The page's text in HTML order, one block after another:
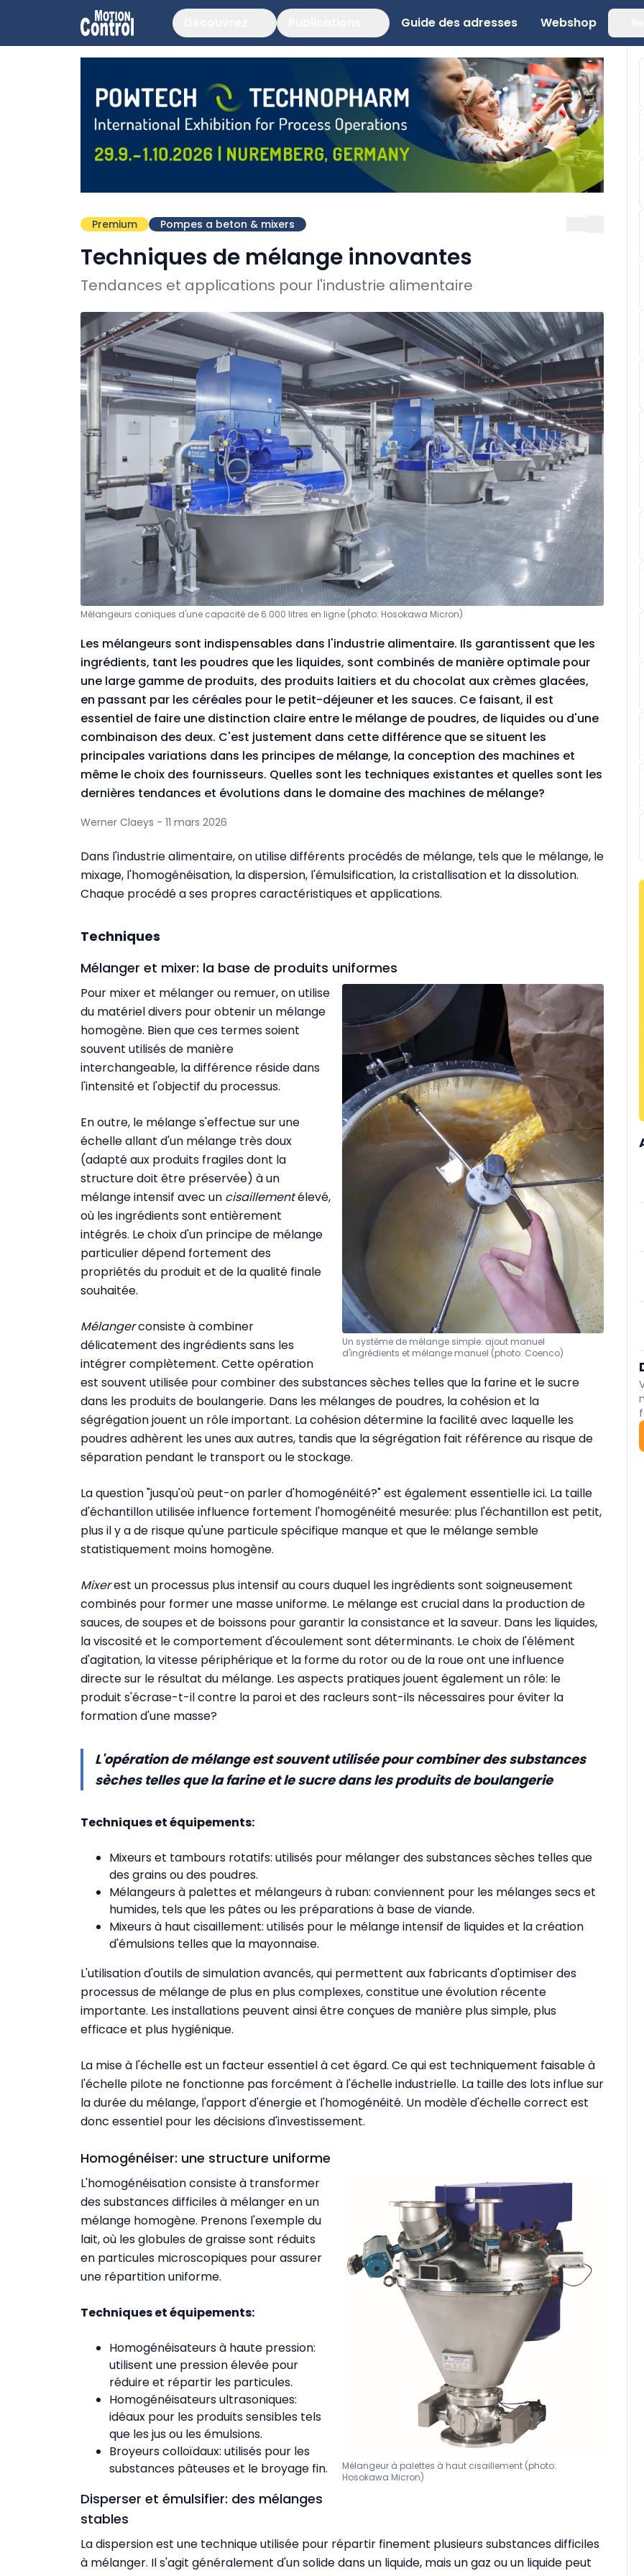
Guide des adresses Webshop
Premium Pompes a beton & mixers
Techniques de mélange innovantes
Tendances et applications pour l'industrie alimentaire
Mélangeurs coniques d'une capacité de 6.000 litres en ligne (photo: Hosokawa Micron)
Les mélangeurs sont indispensables dans l'industrie alimentaire. Ils garantissent que les
ingrédients, tant les poudres que les liquides, sont combinés de manière optimale pour
une large gamme de produits, des produits laitiers et du chocolat aux crèmes glacées,
en passant par les céréales pour le petit-déjeuner et les sauces. Ce faisant, il est
essentiel de faire une distinction claire entre le mélange de poudres, de liquides ou d'une
combinaison des deux. C'est justement dans cette différence que se situent les
principales variations dans les principes de mélange, la conception des machines et
même le choix des fournisseurs. Quelles sont les techniques existantes et quelles sont les
dernières tendances et évolutions dans le domaine des machines de mélange?
Werner Claeys - 11 mars 2026
Dans l'industrie alimentaire, on utilise différents procédés de mélange, tels que le mélange, le
mixage, l'homogénéisation, la dispersion, l'émulsification, la cristallisation et la dissolution.
Chaque procédé a ses propres caractéristiques et applications.
Techniques
Mélanger et mixer: la base de produits uniformes
Un système de mélange simple: ajout manuel
d'ingrédients et mélange manuel (photo: Coenco)
Pour mixer et mélanger ou remuer, on utilise
du matériel divers pour obtenir un mélange
homogène. Bien que ces termes soient
souvent utilisés de manière
interchangeable, la différence réside dans
l'intensité et l'objectif du processus.
En outre, le mélange s'effectue sur une
échelle allant d'un mélange très doux
(adapté aux produits fragiles dont la
structure doit être préservée) à un
mélange intensif avec un cisaillementélevé,
où les ingrédients sont entièrement
intégrés. Le choix d'un principe de mélange
particulier dépend fortement des
propriétés du produit et de la qualité finale
souhaitée.
Mélangerconsiste à combiner
délicatement des ingrédients sans les
intégrer complètement. Cette opération
est souvent utilisée pour combiner des substances sèches telles que la farine et le sucre
dans les produits de boulangerie. Dans les mélanges de poudres, la cohésion et la
ségrégation jouent un rôle important. La cohésion détermine la facilité avec laquelle les
poudres adhèrent les unes aux autres, tandis que la ségrégation fait référence au risque de
séparation pendant le transport ou le stockage.
La question "jusqu'où peut-on parler d'homogénéité?" est également essentielle ici. La taille
d'échantillon utilisée influence fortement l'homogénéité mesurée: plus l'échantillon est petit,
plus il y a de risque qu'une particule spécifique manque et que le mélange semble
statistiquement moins homogène.
Mixerest un processus plus intensif au cours duquel les ingrédients sont soigneusement
combinés pour former une masse uniforme. Le mélange est crucial dans la production de
sauces, de soupes et de boissons pour garantir la consistance et la saveur. Dans les liquides,
la viscosité et le comportement d'écoulement sont déterminants. Le choix de l'élément
d'agitation, la vitesse périphérique et la forme du rotor ou de la roue ont une influence
directe sur le résultat du mélange. Les aspects pratiques jouent également un rôle: le
produit s'écrase-t-il contre la paroi et des racleurs sont-ils nécessaires pour éviter la
formation d'une masse?
L'opération de mélange est souvent utilisée pour combiner des substances
sèches telles que la farine et le sucre dans les produits de boulangerie
Techniques et équipements:
Mixeurs et tambours rotatifs: utilisés pour mélanger des substances sèches telles que
des grains ou des poudres.
Mélangeurs à palettes et mélangeurs à ruban: conviennent pour les mélanges secs et
humides, tels que les pâtes ou les préparations à base de viande.
Mixeurs à haut cisaillement: utilisés pour le mélange intensif de liquides et la création
d'émulsions telles que la mayonnaise.
L'utilisation d'outils de simulation avancés, qui permettent aux fabricants d'optimiser des
processus de mélange de plus en plus complexes, constitue une évolution récente
importante. Les installations peuvent ainsi être conçues de manière plus simple, plus
efficace et plus hygiénique.
La mise à l'échelle est un facteur essentiel à cet égard. Ce qui est techniquement faisable à
l'échelle pilote ne fonctionne pas forcément à l'échelle industrielle. La taille des lots influe sur
la durée du mélange, l'apport d'énergie et l'homogénéité. Un modèle d'échelle correct est
donc essentiel pour les décisions d'investissement.
Homogénéiser: une structure uniforme
Mélangeur à palettes à haut cisaillement (photo:
Hosokawa Micron)
L'homogénéisation consiste à transformer
des substances difficiles à mélanger en un
mélange homogène. Prenons l'exemple du
lait, où les globules de graisse sont réduits
en particules microscopiques pour assurer
une répartition uniforme.
Techniques et équipements:
Homogénéisateurs à haute pression:
utilisent une pression élevée pour
réduire et répartir les particules.
Homogénéisateurs ultrasoniques:
idéaux pour les produits sensibles tels
que les jus ou les émulsions.
Broyeurs colloïdaux: utilisés pour les
substances pâteuses et le broyage fin.
Disperser et émulsifier: des mélanges
stables
La dispersion est une technique utilisée pour répartir finement plusieurs substances difficiles
à mélanger. Il s'agit généralement d'un solide dans un liquide, mais un gaz ou un liquide peut